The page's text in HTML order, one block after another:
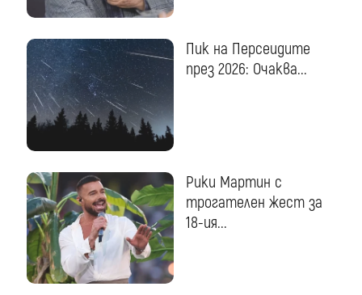
Пик на Персеидите
през 2026: Очаква...
Рики Мартин с
трогателен жест за
18-ия...